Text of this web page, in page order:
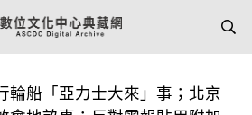
輪船「亞力士大來」事；北京